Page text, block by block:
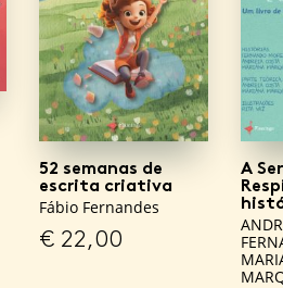
52 semanas de
escrita criativa
Fábio Fernandes
€ 22,00
A